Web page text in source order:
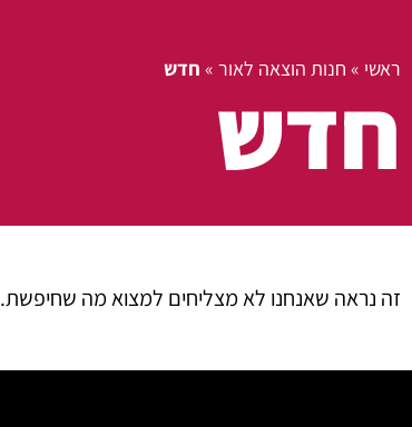
ראשי » חנות הוצאה לאור » חדש חדש
זה נראה שאנחנו לא מצליחים למצוא מה שחיפשת.